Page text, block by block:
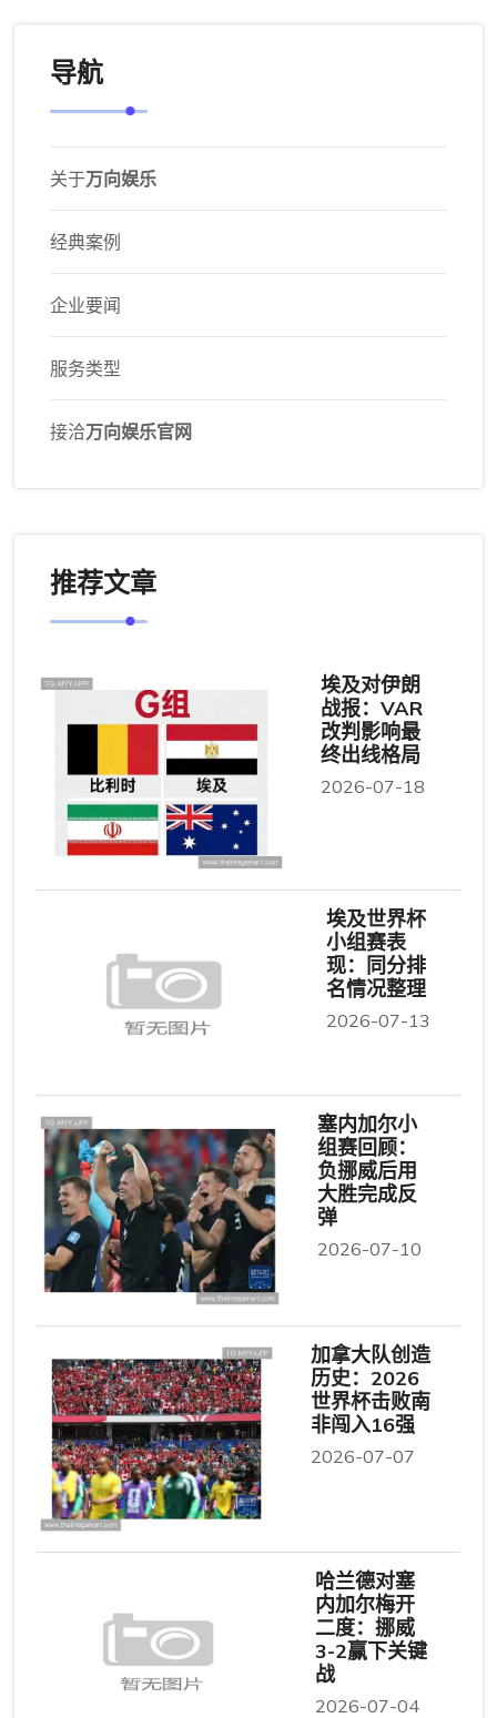
导航
关于万向娱乐
经典案例
企业要闻
服务类型
接洽万向娱乐官网
推荐文章
埃及对伊朗
战报：VAR
改判影响最
终出线格局
2026-07-18
埃及世界杯
小组赛表
现：同分排
名情况整理
2026-07-13
塞内加尔小
组赛回顾：
负挪威后用
大胜完成反
弹
2026-07-10
加拿大队创造
历史：2026
世界杯击败南
非闯入16强
2026-07-07
哈兰德对塞
内加尔梅开
二度：挪威
3-2赢下关键
战
2026-07-04